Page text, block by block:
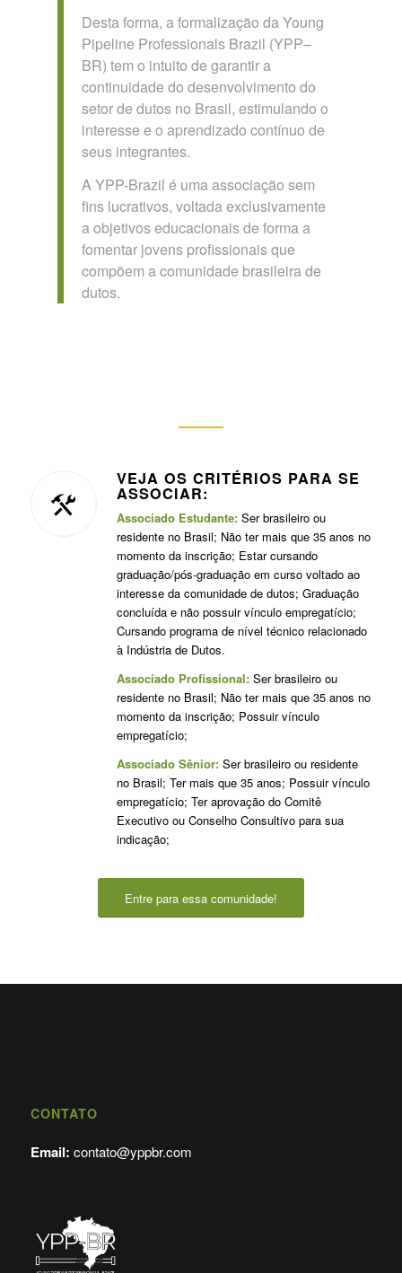
Desta forma, a formalização da Young
Pipeline Professionals Brazil (YPP–
BR) tem o intuito de garantir a
continuidade do desenvolvimento do
setor de dutos no Brasil, estimulando o
interesse e o aprendizado contínuo de
seus integrantes.
A YPP-Brazil é uma associação sem
fins lucrativos, voltada exclusivamente
a objetivos educacionais de forma a
fomentar jovens profissionais que
compõem a comunidade brasileira de
dutos.
VEJA OS CRITÉRIOS PARA SE
ASSOCIAR:
Associado Estudante: Ser brasileiro ou
residente no Brasil; Não ter mais que 35 anos no
momento da inscrição; Estar cursando
graduação/pós-graduação em curso voltado ao
interesse da comunidade de dutos; Graduação
concluída e não possuir vínculo empregatício;
Cursando programa de nível técnico relacionado
à Indústria de Dutos.
Associado Profissional: Ser brasileiro ou
residente no Brasil; Não ter mais que 35 anos no
momento da inscrição; Possuir vínculo
empregatício;
Associado Sênior: Ser brasileiro ou residente
no Brasil; Ter mais que 35 anos; Possuir vínculo
empregatício; Ter aprovação do Comitê
Executivo ou Conselho Consultivo para sua
indicação;
Entre para essa comunidade!
CONTATO
Email: contato@yppbr.com